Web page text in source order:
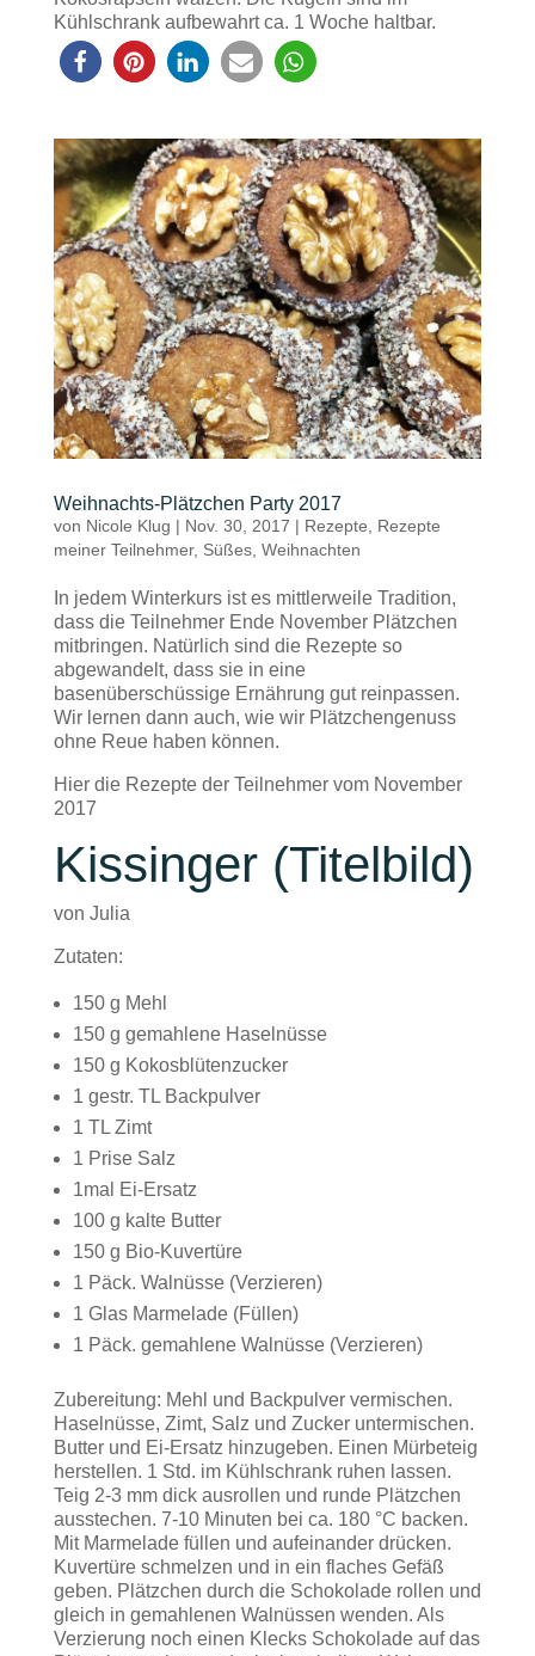
Kühlschrank aufbewahrt ca. 1 Woche haltbar.
Weihnachts-Plätzchen Party 2017
von Nicole Klug | Nov. 30, 2017 | Rezepte, Rezepte
meiner Teilnehmer, Süßes, Weihnachten
In jedem Winterkurs ist es mittlerweile Tradition,
dass die Teilnehmer Ende November Plätzchen
mitbringen. Natürlich sind die Rezepte so
abgewandelt, dass sie in eine
basenüberschüssige Ernährung gut reinpassen.
Wir lernen dann auch, wie wir Plätzchengenuss
ohne Reue haben können.
Hier die Rezepte der Teilnehmer vom November
2017
Kissinger (Titelbild)
von Julia
Zutaten:
150 g Mehl
150 g gemahlene Haselnüsse
150 g Kokosblütenzucker
1 gestr. TL Backpulver
1 TL Zimt
1 Prise Salz
1mal Ei-Ersatz
100 g kalte Butter
150 g Bio-Kuvertüre
1 Päck. Walnüsse (Verzieren)
1 Glas Marmelade (Füllen)
1 Päck. gemahlene Walnüsse (Verzieren)
Zubereitung: Mehl und Backpulver vermischen.
Haselnüsse, Zimt, Salz und Zucker untermischen.
Butter und Ei-Ersatz hinzugeben. Einen Mürbeteig
herstellen. 1 Std. im Kühlschrank ruhen lassen.
Teig 2-3 mm dick ausrollen und runde Plätzchen
ausstechen. 7-10 Minuten bei ca. 180 °C backen.
Mit Marmelade füllen und aufeinander drücken.
Kuvertüre schmelzen und in ein flaches Gefäß
geben. Plätzchen durch die Schokolade rollen und
gleich in gemahlenen Walnüssen wenden. Als
Verzierung noch einen Klecks Schokolade auf das